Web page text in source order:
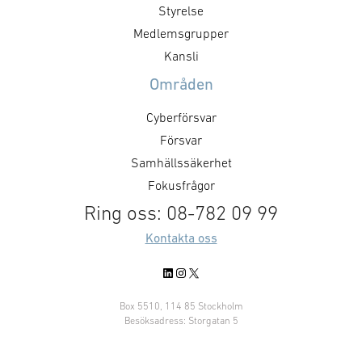
genom hur den agerar som kund.
Det handlar inte bara om ökade
försvarsinvesteringar, utan också
anskaffningsprinciper,
Styrelse
Medlemsgrupper
Kansli
Områden
Cyberförsvar
Försvar
Samhällssäkerhet
Fokusfrågor
Ring oss: 08-782 09 99
Kontakta oss
LinkedIn
Instagram
X
Box 5510, 114 85 Stockholm
Besöksadress: Storgatan 5